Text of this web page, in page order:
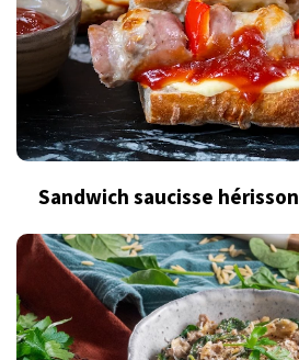
Sandwich saucisse hérisson